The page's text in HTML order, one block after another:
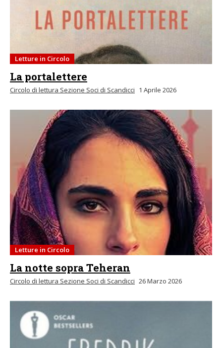
Letture in Circolo
La portalettere
Circolo di lettura Sezione Soci di Scandicci 1 Aprile 2026
Letture in Circolo
La notte sopra Teheran
Circolo di lettura Sezione Soci di Scandicci 26 Marzo 2026